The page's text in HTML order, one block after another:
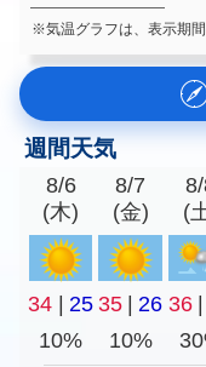
※気温グラフは、表示期間
週間天気
8/6
(木)
8/7
(金)
(
34 25 35 26 36
10%
10%